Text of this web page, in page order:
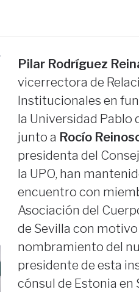
Pilar Rodríguez
vicerrectora de
Institucionales en
la Universidad Pablo
junto a Rocío
presidenta del
la UPO, han
encuentro con
Asociación del
de Sevilla con motivo
nombramiento del
presidente de esta
cónsul de Estonia en